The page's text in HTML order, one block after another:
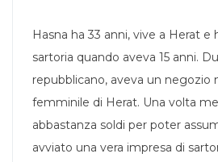
Hasna ha 33 anni, vive a Herat e
sartoria quando aveva 15 anni.
repubblicano, aveva un negozio
femminile di Herat. Una volta
abbastanza soldi per poter
avviato una vera impresa di